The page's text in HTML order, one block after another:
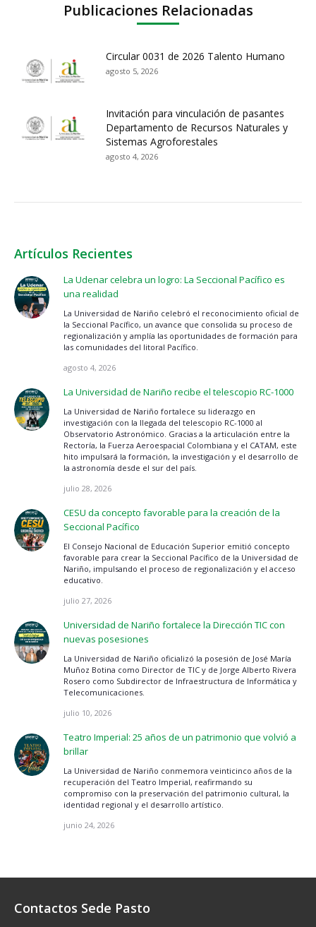
Publicaciones Relacionadas
Circular 0031 de 2026 Talento Humano
agosto 5, 2026
Invitación para vinculación de pasantes
Departamento de Recursos Naturales y
Sistemas Agroforestales
agosto 4, 2026
Artículos Recientes
La Udenar celebra un logro: La Seccional Pacífico es
una realidad
La Universidad de Nariño celebró el reconocimiento oficial de
la Seccional Pacífico, un avance que consolida su proceso de
regionalización y amplía las oportunidades de formación para
las comunidades del litoral Pacífico.
agosto 4, 2026
La Universidad de Nariño recibe el telescopio RC-1000
La Universidad de Nariño fortalece su liderazgo en
investigación con la llegada del telescopio RC-1000 al
Observatorio Astronómico. Gracias a la articulación entre la
Rectoría, la Fuerza Aeroespacial Colombiana y el CATAM, este
hito impulsará la formación, la investigación y el desarrollo de
la astronomía desde el sur del país.
julio 28, 2026
CESU da concepto favorable para la creación de la
Seccional Pacífico
El Consejo Nacional de Educación Superior emitió concepto
favorable para crear la Seccional Pacífico de la Universidad de
Nariño, impulsando el proceso de regionalización y el acceso
educativo.
julio 27, 2026
Universidad de Nariño fortalece la Dirección TIC con
nuevas posesiones
La Universidad de Nariño oficializó la posesión de José María
Muñoz Botina como Director de TIC y de Jorge Alberto Rivera
Rosero como Subdirector de Infraestructura de Informática y
Telecomunicaciones.
julio 10, 2026
Teatro Imperial: 25 años de un patrimonio que volvió a
brillar
La Universidad de Nariño conmemora veinticinco años de la
recuperación del Teatro Imperial, reafirmando su
compromiso con la preservación del patrimonio cultural, la
identidad regional y el desarrollo artístico.
junio 24, 2026
Contactos Sede Pasto